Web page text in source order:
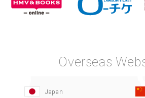
Overseas
Japan